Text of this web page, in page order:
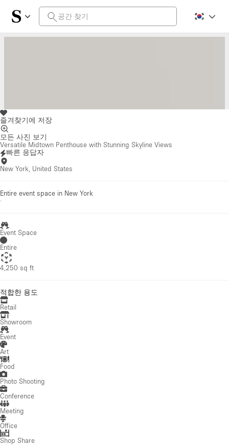
즐겨찾기에 저장
모든 사진 보기
Versatile Midtown Penthouse with Stunning Skyline Views
빠른 응답자
New York, United States
Entire event space in New York
·
Event Space
Entire
4,250 sq ft
적합한 용도
Retail
Showroom
Event
Art
Food
Photo Shooting
Conference
Meeting
Office
Shop Share